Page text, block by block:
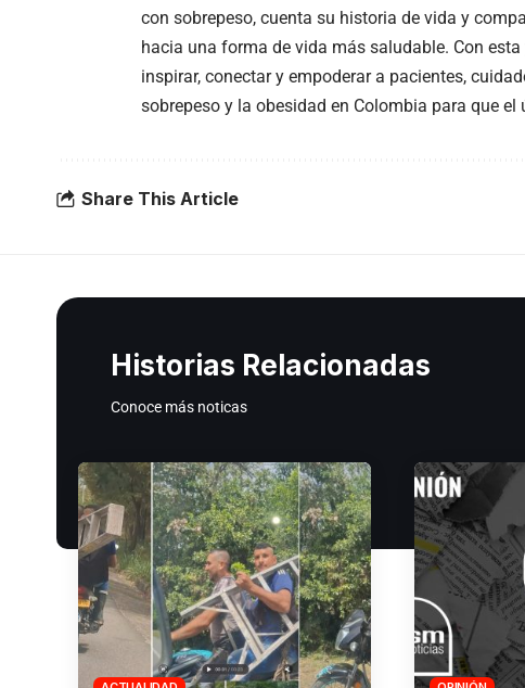
con sobrepeso, cuenta su historia de vida y
hacia una forma de vida más saludable. Con
inspirar, conectar y empoderar a pacientes,
sobrepeso y la obesidad en Colombia para que
Share This Article
Historias Relacionadas
Conoce más noticas